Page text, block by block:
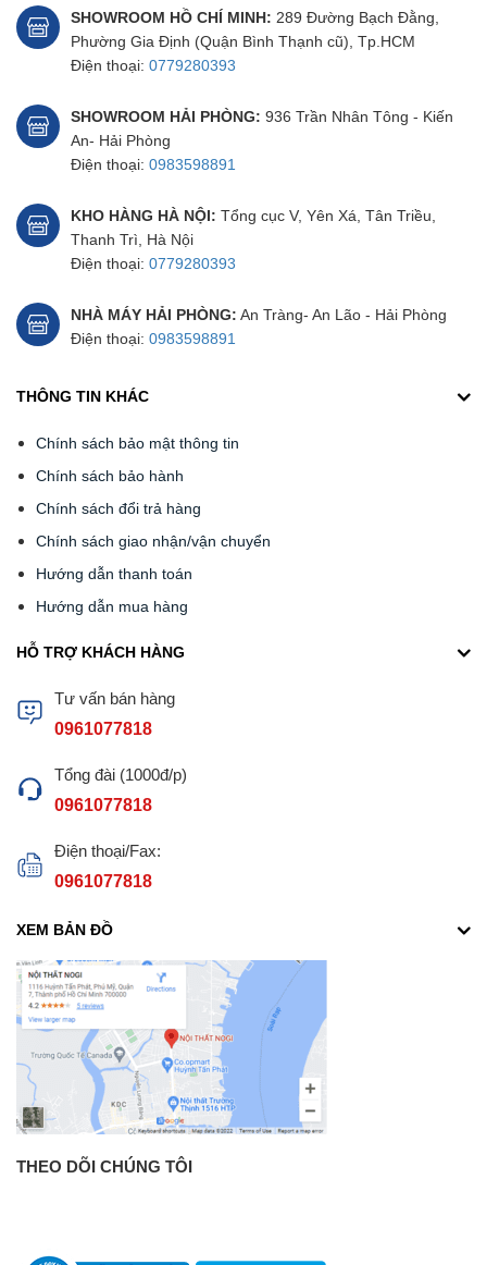
SHOWROOM HỒ CHÍ MINH: 289 Đường Bạch Đằng,
Phường Gia Định (Quận Bình Thạnh cũ), Tp.HCM
Điện thoại: 0779280393
SHOWROOM HẢI PHÒNG: 936 Trần Nhân Tông - Kiến
An- Hải Phòng
Điện thoại: 0983598891
KHO HÀNG HÀ NỘI: Tổng cục V, Yên Xá, Tân Triều,
Thanh Trì, Hà Nội
Điện thoại: 0779280393
NHÀ MÁY HẢI PHÒNG: An Tràng- An Lão - Hải Phòng
Điện thoại: 0983598891
THÔNG TIN KHÁC
Chính sách bảo mật thông tin
Chính sách bảo hành
Chính sách đổi trả hàng
Chính sách giao nhận/vận chuyển
Hướng dẫn thanh toán
Hướng dẫn mua hàng
HỖ TRỢ KHÁCH HÀNG
Tư vấn bán hàng
0961077818
Tổng đài (1000đ/p)
0961077818
Điện thoại/Fax:
0961077818
XEM BẢN ĐỒ
THEO DÕI CHÚNG TÔI